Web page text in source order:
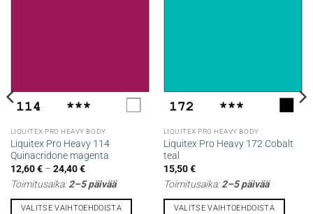
LIQUITEX PRO HEAVY BODY
Liquitex Pro Heavy 114
Quinacridone magenta
12,60€ – 24,40€Hintaluokka:
-
Toimitusaika:2–5 päivää
VALITSE VAIHTOEHDOISTA
LIQUITEX PRO HEAVY BODY
Liquitex Pro Heavy 172 Cobalt
teal
15,50€
Toimitusaika:2–5 päivää
VALITSE VAIHTOEHDOISTA